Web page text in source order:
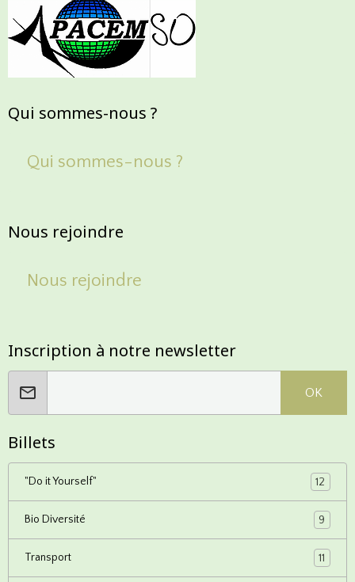
Qui sommes-nous ?
Qui sommes-nous ?
Nous rejoindre
Nous rejoindre
Inscription à notre newsletter
OK
Billets
"Do it Yourself" 12
Bio Diversité 9
Transport 11